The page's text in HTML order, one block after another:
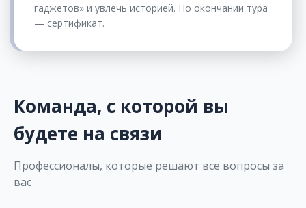
гаджетов» и увлечь историей. По окончании тура
— сертификат.
Команда, с которой вы
будете на связи
Профессионалы, которые решают все вопросы за
вас